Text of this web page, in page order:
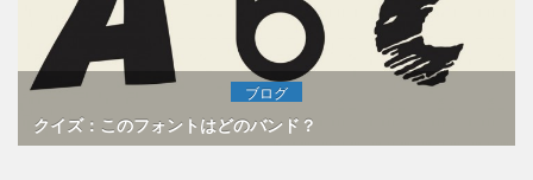
ブログ
クイズ：このフォントはどのバンド？